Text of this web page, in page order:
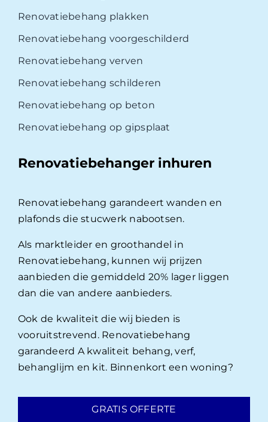
Renovatiebehang plakken
Renovatiebehang voorgeschilderd
Renovatiebehang verven
Renovatiebehang schilderen
Renovatiebehang op beton
Renovatiebehang op gipsplaat
Renovatiebehanger inhuren
Renovatiebehang garandeert wanden en
plafonds die stucwerk nabootsen.
Als marktleider en groothandel in
Renovatiebehang, kunnen wij prijzen
aanbieden die gemiddeld 20% lager liggen
dan die van andere aanbieders.
Ook de kwaliteit die wij bieden is
vooruitstrevend. Renovatiebehang
garandeerd A kwaliteit behang, verf,
behanglijm en kit. Binnenkort een woning?
GRATIS OFFERTE